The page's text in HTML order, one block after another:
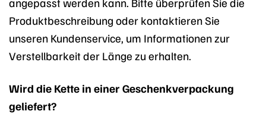
Produktbeschreibung oder kontaktieren Sie
unseren Kundenservice, um Informationen zur
Verstellbarkeit der Länge zu erhalten.
Wird die Kette in einer Geschenkverpackung
geliefert?